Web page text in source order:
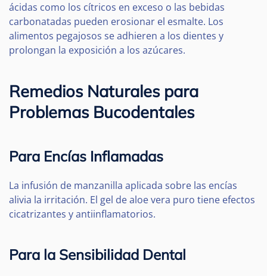
ácidas como los cítricos en exceso o las bebidas
carbonatadas pueden erosionar el esmalte. Los
alimentos pegajosos se adhieren a los dientes y
prolongan la exposición a los azúcares.
Remedios Naturales para
Problemas Bucodentales
Para Encías Inflamadas
La infusión de manzanilla aplicada sobre las encías
alivia la irritación. El gel de aloe vera puro tiene efectos
cicatrizantes y antiinflamatorios.
Para la Sensibilidad Dental